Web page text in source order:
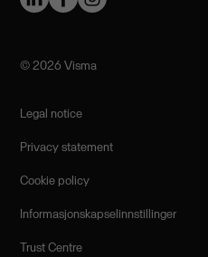
©️ 2026 Visma
Legal notice
Privacy statement
Cookie policy
Informasjonskapselinnstillinger
Trust Centre